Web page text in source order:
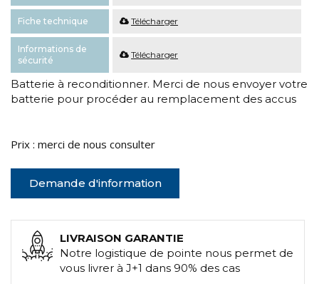
Fiche technique Télécharger
Informations de
sécurité
Télécharger
Batterie à reconditionner. Merci de nous envoyer votre
batterie pour procéder au remplacement des accus
Prix : merci de nous consulter
Demande d'information
LIVRAISON GARANTIE
Notre logistique de pointe nous permet de
vous livrer à J+1 dans 90% des cas